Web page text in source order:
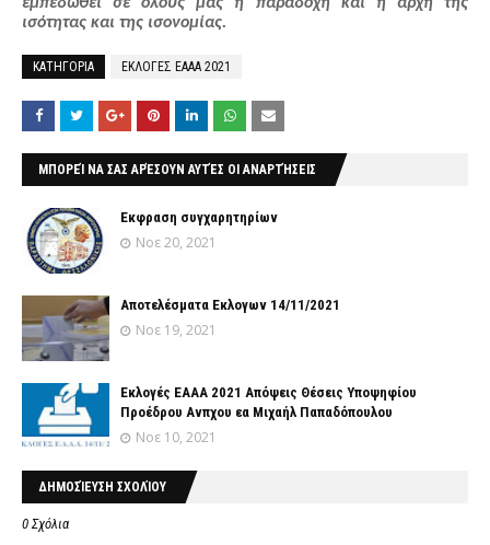
ισότητας και της ισονομίας.
ΚΑΤΗΓΟΡΙΑ ΕΚΛΟΓΕΣ ΕΑΑΑ 2021
ΜΠΟΡΕΊ ΝΑ ΣΑΣ ΑΡΈΣΟΥΝ ΑΥΤΈΣ ΟΙ ΑΝΑΡΤΉΣΕΙΣ
Έκφραση συγχαρητηρίων
Νοε 20, 2021
Αποτελέσματα Εκλογων 14/11/2021
Νοε 19, 2021
Εκλογές ΕΑΑΑ 2021 Απόψεις Θέσεις Υποψηφίου
Προέδρου Ανπχου εα Μιχαήλ Παπαδόπουλου
Νοε 10, 2021
ΔΗΜΟΣΊΕΥΣΗ ΣΧΟΛΊΟΥ
0 Σχόλια